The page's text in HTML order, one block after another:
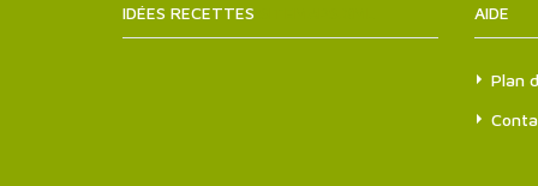
IDÉES RECETTES AIDE
Plan